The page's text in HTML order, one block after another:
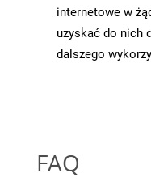
internetowe w
uzyskać do nich
dalszego
FAQ